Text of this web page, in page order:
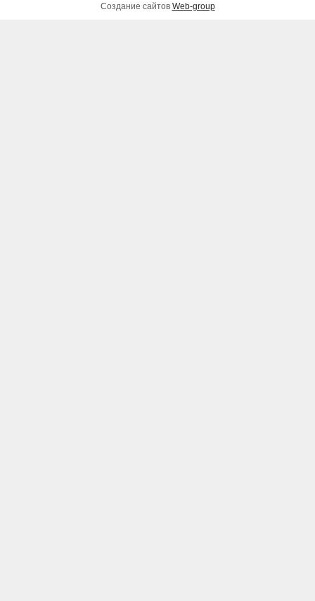
Создание сайтов Web-group